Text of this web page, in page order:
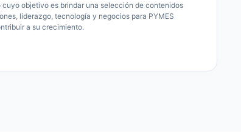
objetivo es brindar una selección de contenidos
liderazgo, tecnología y negocios para PYMES
a su crecimiento.